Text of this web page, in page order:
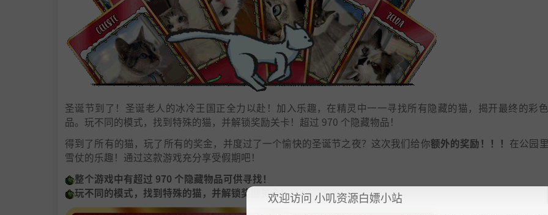
圣诞节到了！圣诞老人的冰冷王国正全力以赴！加入乐趣，在精灵中一一寻找所有隐藏的猫，揭开最终的彩
品。玩不同的模式，找到特殊的猫，并解锁奖励关卡！超过 970 个隐藏物品！
得到了所有的猫，玩了所有的奖金，并度过了一个愉快的圣诞节之夜？这次我们给你额外的奖励！！！ 在公园
雪仗的乐趣！通过这款游戏充分享受假期吧！
整个游戏中有超过 970 个隐藏物品可供寻找！
玩不同的模式，找到特殊的猫，并解锁奖励关卡！欢迎访问 小叽资源白嫖小站